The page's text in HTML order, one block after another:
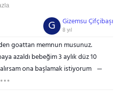
Gizemsu Çifçibaşı
8 yıl
G
goattan memnun musunuz.
azaldı bebeğim 3 aylık düz 10
ona başlamak istiyorum